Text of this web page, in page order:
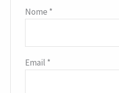
Nome *
Email *